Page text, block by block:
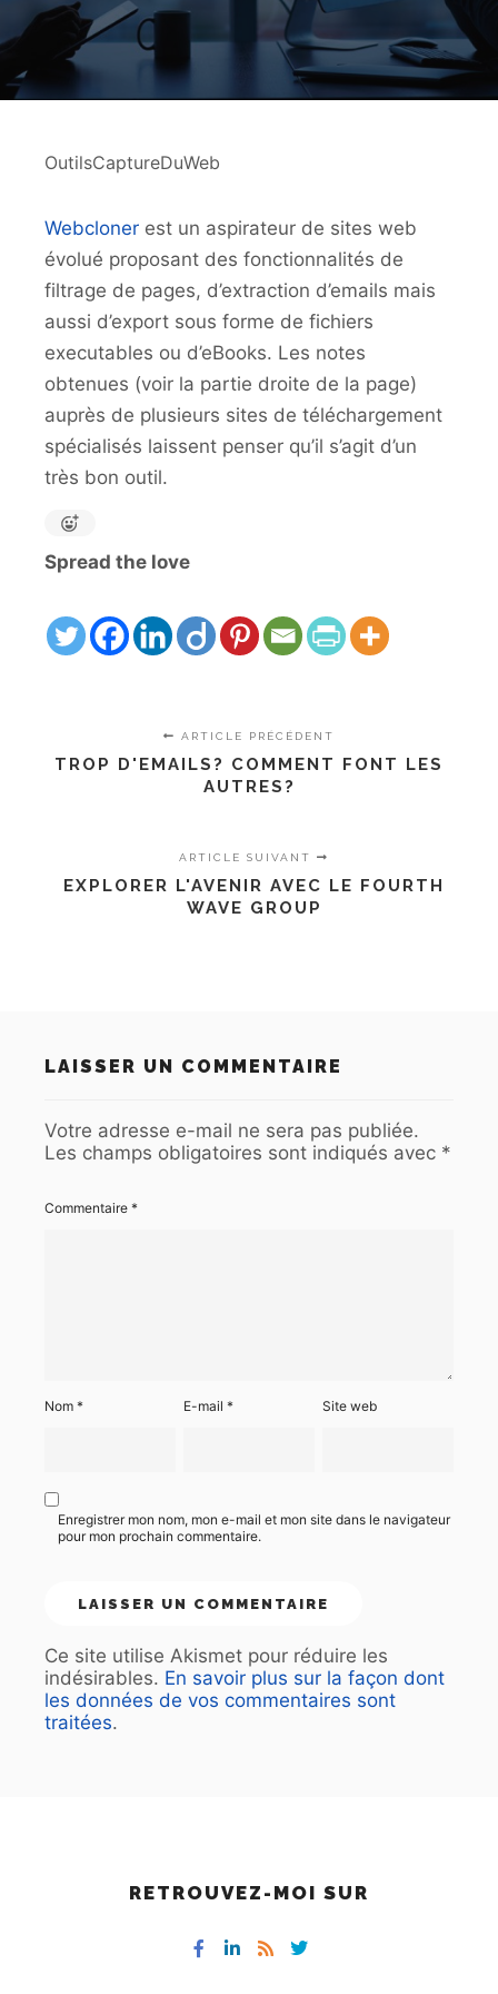
OutilsCaptureDuWeb
Webcloner est un aspirateur de sites web
évolué proposant des fonctionnalités de
filtrage de pages, d’extraction d’emails mais
aussi d’export sous forme de fichiers
executables ou d’eBooks. Les notes
obtenues (voir la partie droite de la page)
auprès de plusieurs sites de téléchargement
spécialisés laissent penser qu’il s’agit d’un
très bon outil.
Spread the love
ARTICLE PRÉCÉDENT
TROP D'EMAILS? COMMENT FONT LES
AUTRES?
ARTICLE SUIVANT
EXPLORER L'AVENIR AVEC LE FOURTH
WAVE GROUP
LAISSER UN COMMENTAIRE
Votre adresse e-mail ne sera pas publiée.
Les champs obligatoires sont indiqués avec *
Commentaire *
Nom * E-mail* Site web
Enregistrer mon nom, mon e-mail et mon site dans le navigateur
pour mon prochain commentaire.
Ce site utilise Akismet pour réduire les
indésirables. En savoir plus sur la façon dont
les données de vos commentaires sont
traitées.
RETROUVEZ-MOI SUR